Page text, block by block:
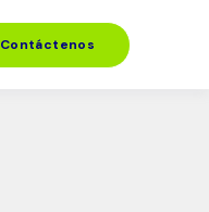
Contáctenos